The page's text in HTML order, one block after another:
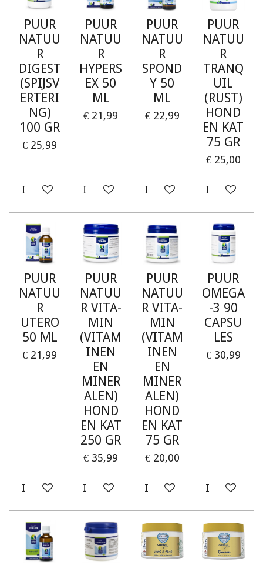
PUUR
NATUU
R
DIGEST
(SPIJSV
ERTERI
NG)
100 GR
€ 25,99
In winkelwagen
PUUR
NATUU
R
HYPERS
EX 50
ML
€ 21,99
In winkelwagen
PUUR
NATUU
R
SPOND
Y 50
ML
€ 22,99
In winkelwagen
PUUR
NATUU
R
TRANQ
UIL
(RUST)
HOND
EN KAT
75 GR
€ 25,00
In
PUUR
NATUU
R
UTERO
50 ML
€ 21,99
In winkelwagen
PUUR
NATUU
R VITA-
MIN
(VITAM
INEN
EN
MINER
ALEN)
HOND
EN KAT
250 GR
€ 35,99
In winkelwagen
PUUR
NATUU
R VITA-
MIN
(VITAM
INEN
EN
MINER
ALEN)
HOND
EN KAT
75 GR
€ 20,00
In winkelwagen
PUUR
OMEGA
-3 90
CAPSU
LES
€ 30,99
In